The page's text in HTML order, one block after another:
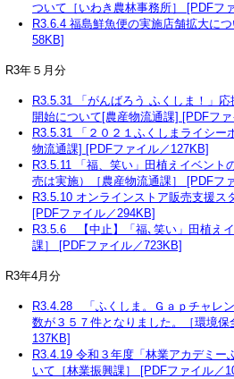
ついて［いわき農林事務所］ [PDFフ
R3.6.4 福島鮮魚便の実施店舗拡大に
58KB]
R3年５月分
R3.5.31 「がんばろう ふくしま！」
開始について[農産物流通課] [PDFフ
R3.5.31 「２０２１ふくしまライシー
物流通課] [PDFファイル／127KB]
R3.5.11 「福、笑い」田植えイベント
売は実施）［農産物流通課］ [PDFフ
R3.5.10 オンラインストア販売支援ス
[PDFファイル／294KB]
R3.5.6 【中止】「福､笑い」田植え
課］ [PDFファイル／723KB]
R3年4月分
R3.4.28 「ふくしま。Ｇａｐチャレ
数が３５７件となりました。［環境
137KB]
R3.4.19 令和３年度「林業アカデミー
いて［林業振興課］ [PDFファイル／